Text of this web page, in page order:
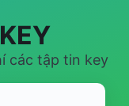
các tập tin key